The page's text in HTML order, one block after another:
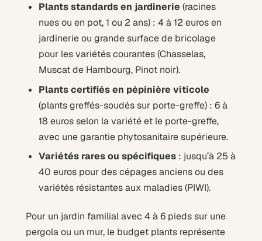
Plants standards en jardinerie (racines
nues ou en pot, 1 ou 2 ans) : 4 à 12 euros en
jardinerie ou grande surface de bricolage
pour les variétés courantes (Chasselas,
Muscat de Hambourg, Pinot noir).
Plants certifiés en pépinière viticole
(plants greffés-soudés sur porte-greffe) : 6 à
18 euros selon la variété et le porte-greffe,
avec une garantie phytosanitaire supérieure.
Variétés rares ou spécifiques : jusqu’à 25 à
40 euros pour des cépages anciens ou des
variétés résistantes aux maladies (PIWI).
Pour un jardin familial avec 4 à 6 pieds sur une
pergola ou un mur, le budget plants représente